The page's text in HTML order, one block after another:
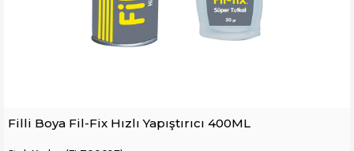
Filli Boya Fil-Fix Hızlı Yapıştırıcı 400ML